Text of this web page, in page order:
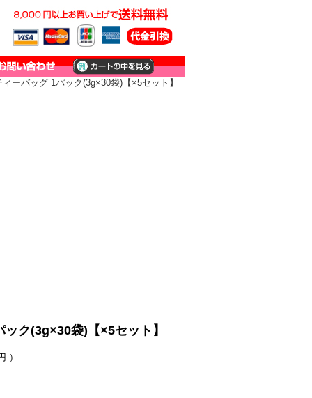
ーバッグ 1パック(3g×30袋)【×5セット】
ク(3g×30袋)【×5セット】
）